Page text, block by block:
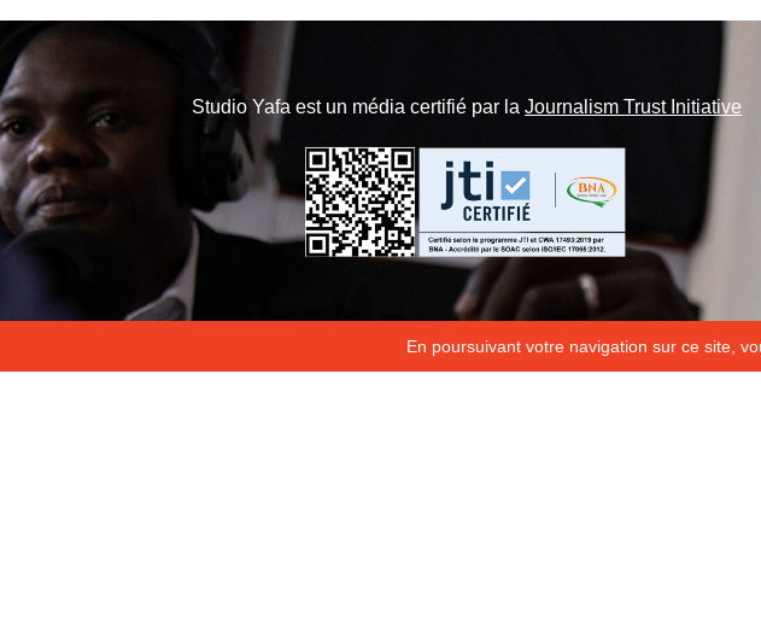
En poursuivant votre navigation sur ce site,
Studio Yafa est un média certifié par la Journalism Trust Initiative
ILS